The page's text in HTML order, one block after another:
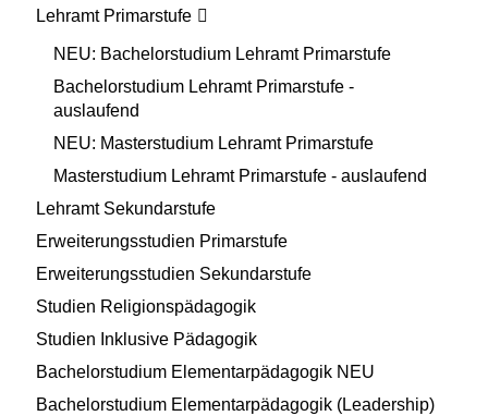
Lehramt Primarstufe
NEU: Bachelorstudium Lehramt Primarstufe
Bachelorstudium Lehramt Primarstufe -
auslaufend
NEU: Masterstudium Lehramt Primarstufe
Masterstudium Lehramt Primarstufe - auslaufend
Lehramt Sekundarstufe
Erweiterungsstudien Primarstufe
Erweiterungsstudien Sekundarstufe
Studien Religionspädagogik
Studien Inklusive Pädagogik
Bachelorstudium Elementarpädagogik NEU
Bachelorstudium Elementarpädagogik (Leadership)